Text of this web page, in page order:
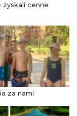
zyskali cenne
za nami